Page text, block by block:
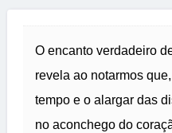
O encanto verdadeiro
revela ao notarmos
tempo e o alargar das
no aconchego do